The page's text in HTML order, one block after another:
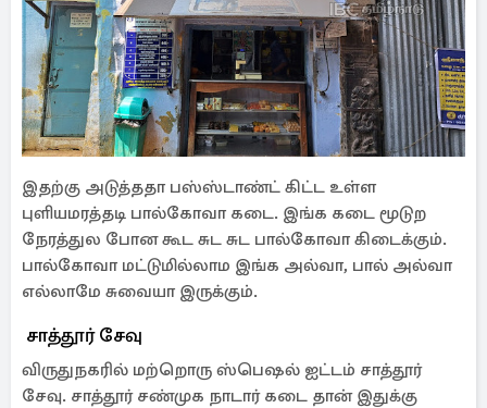
இதற்கு அடுத்ததா பஸ்ஸ்டாண்ட் கிட்ட உள்ள
புளியமரத்தடி பால்கோவா கடை. இங்க கடை மூடுற
நேரத்துல போன கூட சுட சுட பால்கோவா கிடைக்கும்.
பால்கோவா மட்டுமில்லாம இங்க அல்வா, பால் அல்வா
எல்லாமே சுவையா இருக்கும்.
சாத்தூர் சேவு
விருதுநகரில் மற்றொரு ஸ்பெஷல் ஐட்டம் சாத்தூர்
சேவு. சாத்தூர் சண்முக நாடார் கடை தான் இதுக்கு